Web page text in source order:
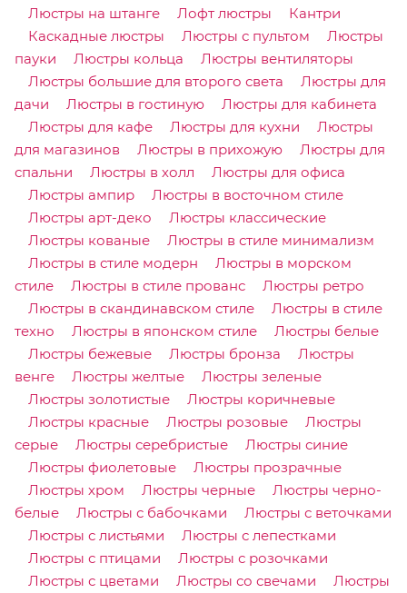
Люстры на штанге
Лофт люстры
Кантри
Каскадные люстры
Люстры с пультом
Люстры
пауки
Люстры кольца
Люстры вентиляторы
Люстры большие для второго света
Люстры для
дачи
Люстры в гостиную
Люстры для кабинета
Люстры для кафе
Люстры для кухни
Люстры
для магазинов
Люстры в прихожую
Люстры для
спальни
Люстры в холл
Люстры для офиса
Люстры ампир
Люстры в восточном стиле
Люстры арт-деко
Люстры классические
Люстры кованые
Люстры в стиле минимализм
Люстры в стиле модерн
Люстры в морском
стиле
Люстры в стиле прованс
Люстры ретро
Люстры в скандинавском стиле
Люстры в стиле
техно
Люстры в японском стиле
Люстры белые
Люстры бежевые
Люстры бронза
Люстры
венге
Люстры желтые
Люстры зеленые
Люстры золотистые
Люстры коричневые
Люстры красные
Люстры розовые
Люстры
серые
Люстры серебристые
Люстры синие
Люстры фиолетовые
Люстры прозрачные
Люстры хром
Люстры черные
Люстры черно-
белые
Люстры с бабочками
Люстры с веточками
Люстры с листьями
Люстры с лепестками
Люстры с птицами
Люстры с розочками
Люстры с цветами
Люстры со свечами
Люстры